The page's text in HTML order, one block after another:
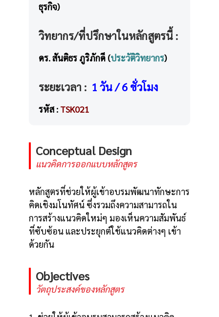
ธุรกิจ)
วิทยากร/ที่ปรึกษาในหลักสูตรนี้ :
ดร. สันติธร ภูริภักดี (ประวัติวิทยากร)
ระยะเวลา : 1 วัน / 6 ชั่วโมง
รหัส : TSK021
Conceptual Design
แนวคิดการออกแบบหลักสูตร
หลักสูตรที่ช่วยให้ผู้เข้าอบรมพัฒนาทักษะการ
คิดเชิงมโนทัศน์ ซึ่งรวมถึงความสามารถใน
การสร้างแนวคิดใหม่ๆ มองเห็นความสัมพันธ์
ที่ซับซ้อน และประยุกต์ใช้แนวคิดต่างๆ เข้า
ด้วยกัน
Objectives
วัตถุประสงค์ของหลักสูตร